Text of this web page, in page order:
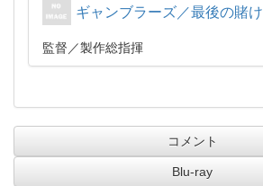
ギャンブラーズ／最後の賭け
監督 製作総指揮
コメント
Blu-ray